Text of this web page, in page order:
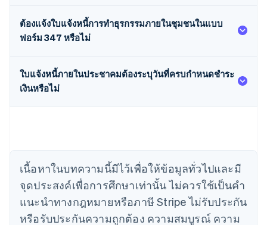
ต้องแจ้งใบแจ้งหนี้การทำธุรกรรมภายในชุมชนในแบบ
ฟอร์ม 347 หรือไม่
ใบแจ้งหนี้ภายในประชาคมต้องระบุวันที่ครบกำหนดชำระ
เงินหรือไม่
เนื้อหาในบทความนี้มีไว้เพื่อให้ข้อมูลทั่วไปและมี
จุดประสงค์เพื่อการศึกษาเท่านั้น ไม่ควรใช้เป็นคํา
แนะนําทางกฎหมายหรือภาษี Stripe ไม่รับประกัน
หรือรับประกันความถูกต้อง ความสมบูรณ์ ความ
กรีซ
EnglishFrançais
โครเอเชีย
EnglishItaliano
จีนแผ่นดินใหญ่
简体中文
ไซปรัส
English